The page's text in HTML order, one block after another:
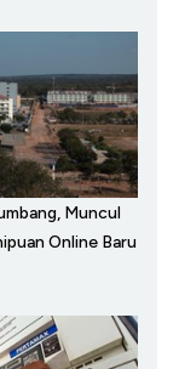
Muncul
Online Baru